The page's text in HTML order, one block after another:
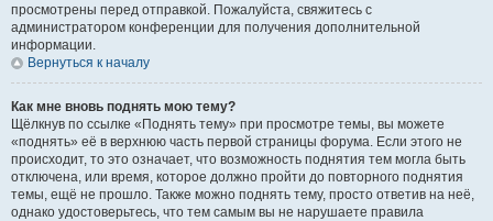
просмотрены перед отправкой. Пожалуйста, свяжитесь с
администратором конференции для получения дополнительной
информации.
Вернуться к началу
Как мне вновь поднять мою тему?
Щёлкнув по ссылке «Поднять тему» при просмотре темы, вы можете
«поднять» её в верхнюю часть первой страницы форума. Если этого не
происходит, то это означает, что возможность поднятия тем могла быть
отключена, или время, которое должно пройти до повторного поднятия
темы, ещё не прошло. Также можно поднять тему, просто ответив на неё,
однако удостоверьтесь, что тем самым вы не нарушаете правила